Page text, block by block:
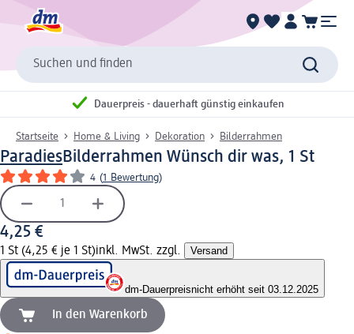
Suchen und finden
Dauerpreis - dauerhaft günstig einkaufen
Startseite Home & Living Dekoration Bilderrahmen
ParadiesBilderrahmen Wünsch dir was, 1 St
4 (1 Bewertung)
4,25 €
1 St (4,25 € je 1 St)inkl. MwSt. zzgl. Versand
dm-Dauerpreisnicht erhöht seit 03.12.2025
In den Warenkorb